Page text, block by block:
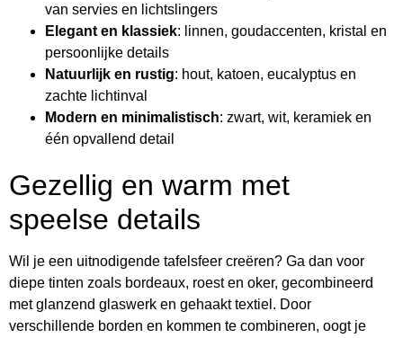
van servies en lichtslingers
Elegant en klassiek: linnen, goudaccenten, kristal en
persoonlijke details
Natuurlijk en rustig: hout, katoen, eucalyptus en
zachte lichtinval
Modern en minimalistisch: zwart, wit, keramiek en
één opvallend detail
Gezellig en warm met
speelse details
Wil je een uitnodigende tafelsfeer creëren? Ga dan voor
diepe tinten zoals bordeaux, roest en oker, gecombineerd
met glanzend glaswerk en gehaakt textiel. Door
verschillende borden en kommen te combineren, oogt je